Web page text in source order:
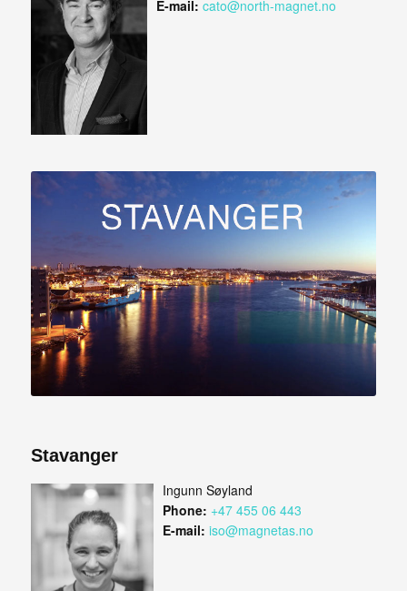
E-mail: cato@north-magnet.no
Stavanger
Ingunn Søyland
Phone: +47 455 06 443
E-mail: iso@magnetas.no